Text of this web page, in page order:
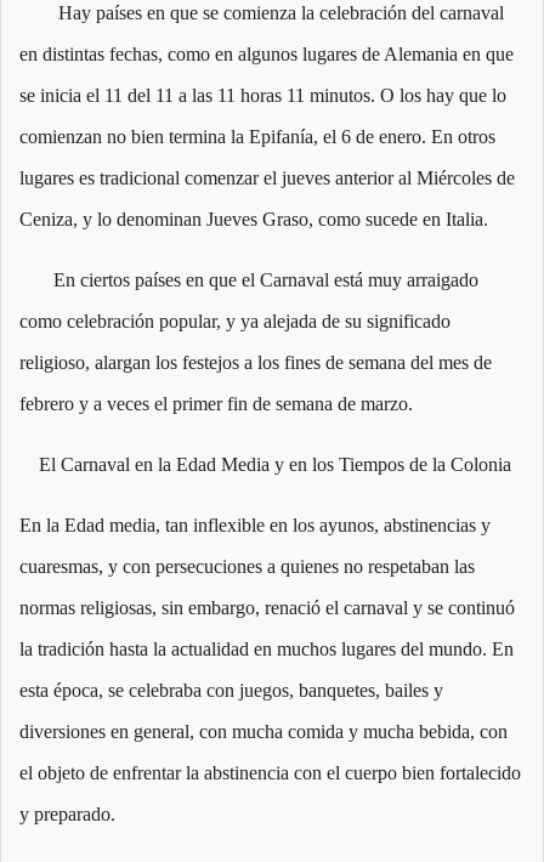
Hay países en que se comienza la celebración del carnaval
en distintas fechas, como en algunos lugares de Alemania en que
se inicia el 11 del 11 a las 11 horas 11 minutos. O los hay que lo
comienzan no bien termina la Epifanía, el 6 de enero. En otros
lugares es tradicional comenzar el jueves anterior al Miércoles de
Ceniza, y lo denominan Jueves Graso, como sucede en Italia.
En ciertos países en que el Carnaval está muy arraigado
como celebración popular, y ya alejada de su significado
religioso, alargan los festejos a los fines de semana del mes de
febrero y a veces el primer fin de semana de marzo.
El Carnaval en la Edad Media y en los Tiempos de la Colonia
En la Edad media, tan inflexible en los ayunos, abstinencias y
cuaresmas, y con persecuciones a quienes no respetaban las
normas religiosas, sin embargo, renació el carnaval y se continuó
la tradición hasta la actualidad en muchos lugares del mundo. En
esta época, se celebraba con juegos, banquetes, bailes y
diversiones en general, con mucha comida y mucha bebida, con
el objeto de enfrentar la abstinencia con el cuerpo bien fortalecido
y preparado.